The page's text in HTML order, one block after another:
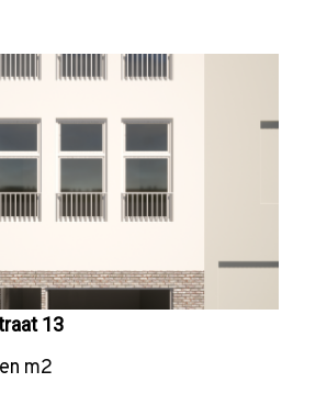
13
m2